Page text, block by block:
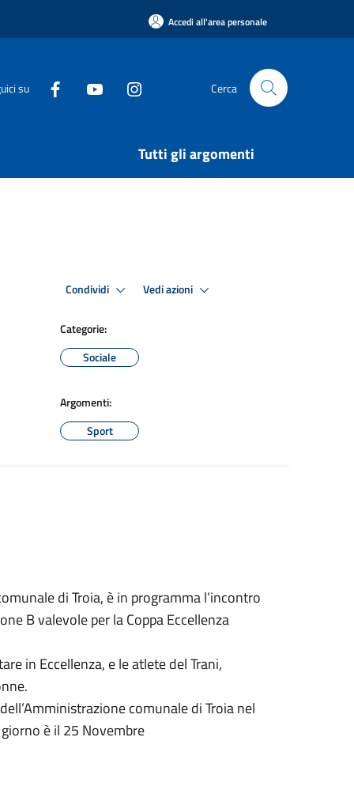
Accedi all'area personale
su Cerca
Tutti gli argomenti
Condividi Vedi azioni
Categorie:
Sociale
Argomenti:
Sport
di Troia, è in programma l’incontro
B valevole per la Coppa Eccellenza
in Eccellenza, e le atlete del Trani,
comunale di Troia nel
è il 25 Novembre